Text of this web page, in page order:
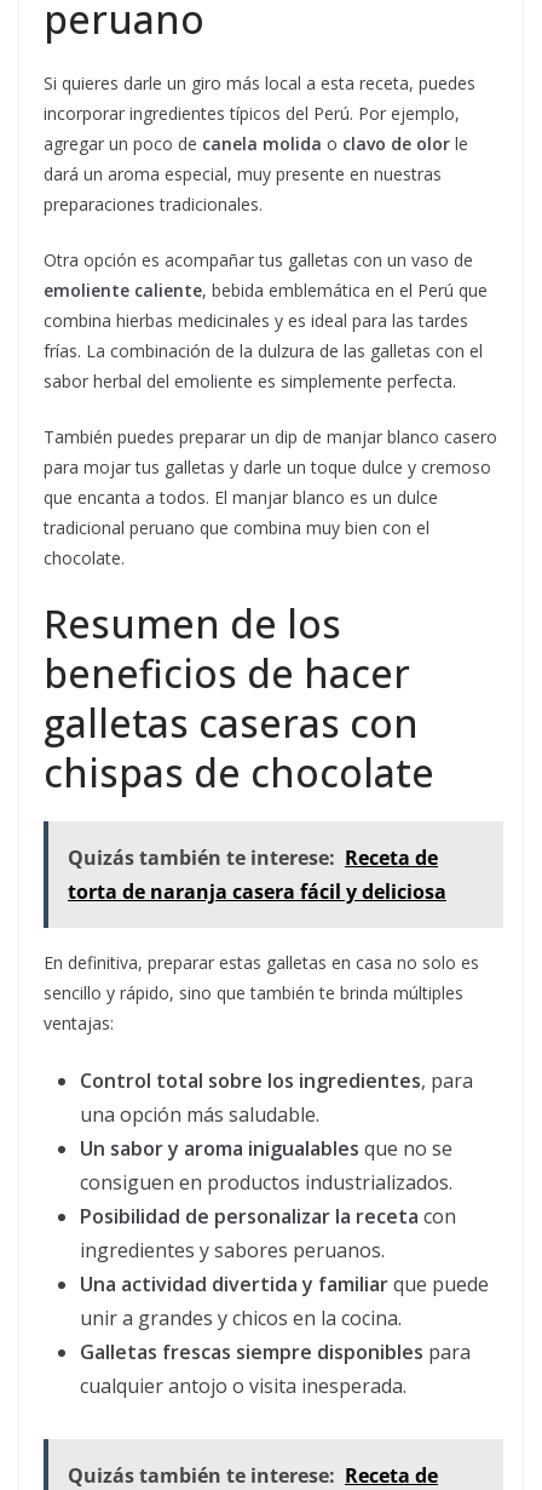
peruano
Si quieres darle un giro más local a esta receta, puedes
incorporar ingredientes típicos del Perú. Por ejemplo,
agregar un poco de canela molida o clavo de olor le
dará un aroma especial, muy presente en nuestras
preparaciones tradicionales.
Otra opción es acompañar tus galletas con un vaso de
emoliente caliente, bebida emblemática en el Perú que
combina hierbas medicinales y es ideal para las tardes
frías. La combinación de la dulzura de las galletas con el
sabor herbal del emoliente es simplemente perfecta.
También puedes preparar un dip de manjar blanco casero
para mojar tus galletas y darle un toque dulce y cremoso
que encanta a todos. El manjar blanco es un dulce
tradicional peruano que combina muy bien con el
chocolate.
Resumen de los
beneficios de hacer
galletas caseras con
chispas de chocolate
Quizás también te interese: Receta de
torta de naranja casera fácil y deliciosa
En definitiva, preparar estas galletas en casa no solo es
sencillo y rápido, sino que también te brinda múltiples
ventajas:
Control total sobre los ingredientes, para
una opción más saludable.
Un sabor y aroma inigualables que no se
consiguen en productos industrializados.
Posibilidad de personalizar la receta con
ingredientes y sabores peruanos.
Una actividad divertida y familiarque puede
unir a grandes y chicos en la cocina.
Galletas frescas siempre disponibles para
cualquier antojo o visita inesperada.
Quizás también te interese: Receta de